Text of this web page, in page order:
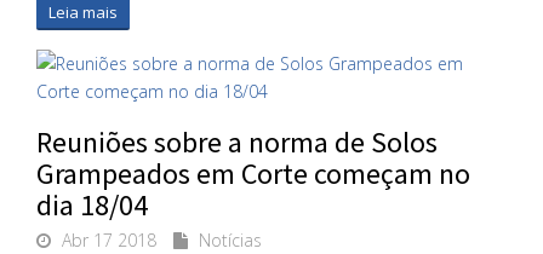
Leia mais
Reuniões sobre a norma de Solos
Grampeados em Corte começam no
dia 18/04
Abr 17 2018
Notícias